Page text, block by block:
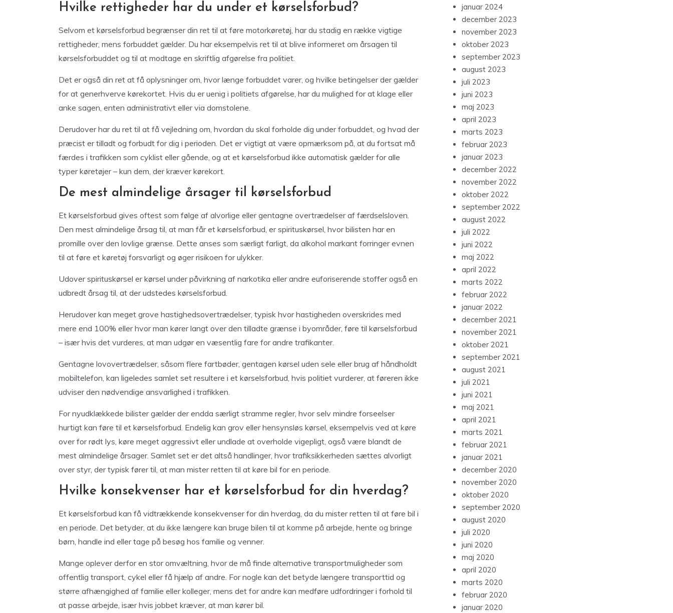
Hvilke rettigheder har du under et kørselsforbud?
Selvom et kørselsforbud begrænser din ret til at føre motorkøretøj, har du stadig en række vigtige
rettigheder, mens forbuddet gælder. Du har eksempelvis ret til at blive informeret om årsagen til
kørselsforbuddet og til at modtage en skriftlig afgørelse fra politiet.
Det er også din ret at få oplysninger om, hvor længe forbuddet varer, og hvilke betingelser der gælder
for at generhverve kørekortet. Hvis du er uenig i politiets afgørelse, har du mulighed for at klage eller
anke sagen, enten administrativt eller via domstolene.
Derudover har du ret til at få vejledning om, hvordan du skal forholde dig under forbuddet, og hvad der
præcist er tilladt og forbudt for dig i perioden. Det er vigtigt at være opmærksom på, at du fortsat må
færdes i trafikken som cyklist eller gående, og at et kørselsforbud ikke automatisk gælder for alle
typer køretøjer – kun dem, der kræver kørekort.
De mest almindelige årsager til kørselsforbud
Et kørselsforbud gives oftest som følge af alvorlige eller gentagne overtrædelser af færdselsloven.
Den mest almindelige årsag til, at man får et kørselsforbud, er spirituskørsel, hvor bilisten har en
promille over den lovlige grænse. Dette anses som særligt farligt, da alkohol markant forringer evnen
til at føre et køretøj forsvarligt og øger risikoen for ulykker.
Udover spirituskørsel er kørsel under påvirkning af narkotika eller andre euforiserende stoffer også en
udbredt årsag til, at der udstedes kørselsforbud.
Herudover kan meget grove hastighedsovertrædelser, typisk hvor hastigheden overskrides med
mere end 100% eller hvor man kører langt over den tilladte grænse i byområder, føre til kørselsforbud
– især hvis det vurderes, at man udgør en væsentlig fare for andre trafikanter.
Gentagne lovovertrædelser, såsom flere fartbøder, gentagen kørsel uden sele eller brug af håndholdt
mobiltelefon, kan ligeledes samlet set resultere i et kørselsforbud, hvis politiet vurderer, at føreren ikke
udviser den nødvendige ansvarlighed i trafikken.
For nyudklækkede bilister gælder der endda særligt stramme regler, hvor selv mindre forseelser
hurtigt kan føre til et kørselsforbud. Endelig kan grov eller hensynsløs kørsel, eksempelvis ved at køre
over for rødt lys, køre meget aggressivt eller undlade at overholde vigepligt, også være blandt de
mest almindelige årsager. Samlet set er det altså handlinger, hvor trafiksikkerheden sættes alvorligt
over styr, der typisk fører til, at man mister retten til at køre bil for en periode.
Hvilke konsekvenser har et kørselsforbud for din hverdag?
Et kørselsforbud kan få vidtrækkende konsekvenser for din hverdag, da du mister retten til at føre bil i
en periode. Det betyder, at du ikke længere kan bruge bilen til at komme på arbejde, hente og bringe
børn, handle ind eller tage på besøg hos familie og venner.
Mange oplever derfor en stor omvæltning, hvor de må finde alternative transportmuligheder som
offentlig transport, cykel eller få hjælp af andre. For nogle kan det betyde længere transporttid og
større afhængighed af familie eller kolleger, mens det for andre kan medføre udfordringer i forhold til
at passe arbejde, især hvis jobbet kræver, at man kører bil.
januar 2024
december 2023
november 2023
oktober 2023
september 2023
august 2023
juli 2023
juni 2023
maj 2023
april 2023
marts 2023
februar 2023
januar 2023
december 2022
november 2022
oktober 2022
september 2022
august 2022
juli 2022
juni 2022
maj 2022
april 2022
marts 2022
februar 2022
januar 2022
december 2021
november 2021
oktober 2021
september 2021
august 2021
juli 2021
juni 2021
maj 2021
april 2021
marts 2021
februar 2021
januar 2021
december 2020
november 2020
oktober 2020
september 2020
august 2020
juli 2020
juni 2020
maj 2020
april 2020
marts 2020
februar 2020
januar 2020